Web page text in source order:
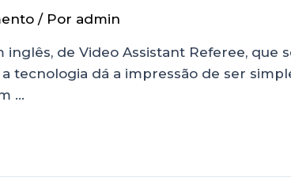
/ Por admin
inglês, de Video Assistant Referee, que
tecnologia dá a impressão de ser
…